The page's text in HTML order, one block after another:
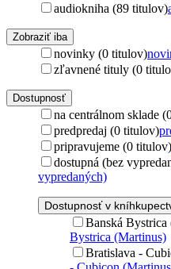
audiokniha (89 titulov)
Zobraziť iba
novinky (0 titulov)
zľavnené tituly (0
Dostupnosť
na centrálnom sklade
predpredaj (0 titulov)
pripravujeme (0 titulov)
dostupná (bez
vypredaných)
Dostupnosť v
Banská
Bystrica (Martinus)
Bratislava -